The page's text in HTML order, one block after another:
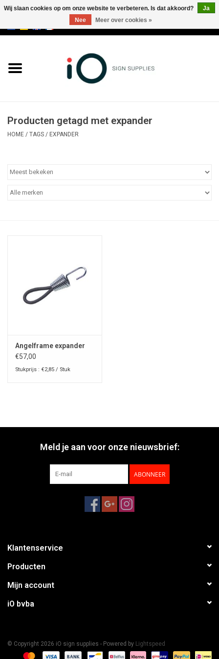
Merken
Producten getagd met expander
HOME / TAGS / EXPANDER
Angelframe expander
€57,00
Stukprijs : €2,85 / Stuk
Meld je aan voor onze nieuwsbrief:
ABONNEER
Klantenservice
Producten
Mijn account
iO bvba
© Copyright 2026 iO sign supplies - Powered by Lightspeed
Wij slaan cookies op om onze website te verbeteren. Is dat akkoord?
Ja
Nee
Meer over cookies »